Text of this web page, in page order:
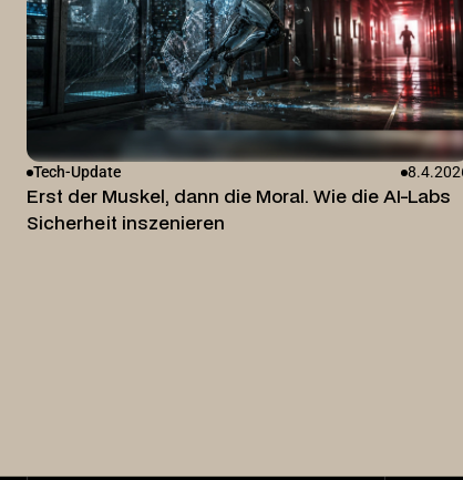
Tech-Update
Erst der Muskel, dann die Moral. Wie die AI-Labs
Sicherheit inszenieren